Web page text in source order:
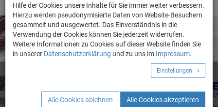
EU VERORDNUNG BZGL.
C9-C14 PFCA
Hilfe der Cookies unsere Inhalte für Sie immer weiter verbessern.
Hierzu werden pseudonymisierte Daten von Website-Besuchern
gesammelt und ausgewertet. Das Einverständnis in die
Verwendung der Cookies können Sie jederzeit widerrufen.
Weitere Informationen zu Cookies auf dieser Website finden Sie
in unserer Datenschutzerklärung und zu uns im Impressum.
Einstellungen
Alle Cookies ablehnen Alle Cookies akzeptieren